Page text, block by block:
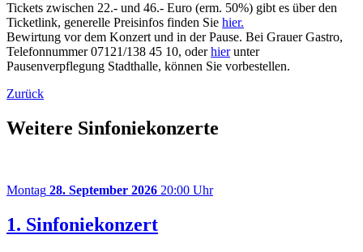
Tickets zwischen 22.- und 46.- Euro (erm. 50%) gibt es über den
Ticketlink, generelle Preisinfos finden Sie hier.
Bewirtung vor dem Konzert und in der Pause. Bei Grauer Gastro,
Telefonnummer 07121/138 45 10, oderhierunter
Pausenverpflegung Stadthalle, können Sie vorbestellen.
Zurück
Weitere Sinfoniekonzerte
Montag 28. September 2026 20:00 Uhr
1. Sinfoniekonzert